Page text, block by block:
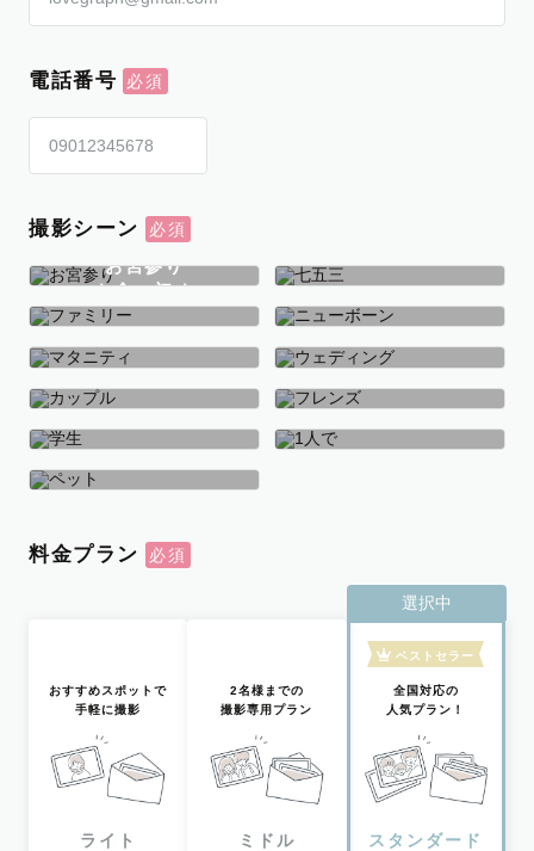
電話番号
撮影シーン
お宮参り
お食い初め
七五三
ファミリー ニューボーン
マタニティ ウェディング
カップル フレンズ
学生
料金プラン
おすすめスポットで
手軽に撮影
ライト
2名様までの
撮影専用プラン
ミドル
選択中
ベストセラー
全国対応の
人気プラン！
スタンダード